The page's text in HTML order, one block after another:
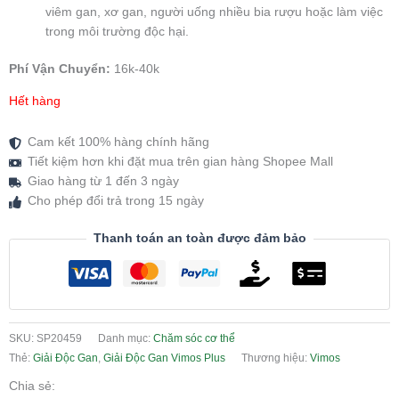
viêm gan, xơ gan, người uống nhiều bia rượu hoặc làm việc
trong môi trường độc hại.
Phí Vận Chuyển: 16k-40k
Hết hàng
Cam kết 100% hàng chính hãng
Tiết kiệm hơn khi đặt mua trên gian hàng Shopee Mall
Giao hàng từ 1 đến 3 ngày
Cho phép đổi trả trong 15 ngày
Thanh toán an toàn được đảm bảo
SKU: SP20459 Danh mục: Chăm sóc cơ thể
Thẻ: Giải Độc Gan Giải Độc Gan Vimos Plus Thương hiệu: Vimos
Chia sẻ: